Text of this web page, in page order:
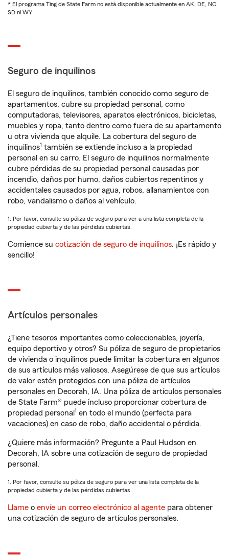
* El programa Ting de State Farm no está disponible actualmente en AK, DE, NC,
SD ni WY
Seguro de inquilinos
El seguro de inquilinos, también conocido como seguro de
apartamentos, cubre su propiedad personal, como
computadoras, televisores, aparatos electrónicos, bicicletas,
muebles y ropa, tanto dentro como fuera de su apartamento
u otra vivienda que alquile. La cobertura del seguro de
inquilinos1 también se extiende incluso a la propiedad
personal en su carro. El seguro de inquilinos normalmente
cubre pérdidas de su propiedad personal causadas por
incendio, daños por humo, daños cubiertos repentinos y
accidentales causados por agua, robos, allanamientos con
robo, vandalismo o daños al vehículo.
1. Por favor, consulte su póliza de seguro para ver a una lista completa de la
propiedad cubierta y de las pérdidas cubiertas.
Comience su cotización de seguro de inquilinos. ¡Es rápido y
sencillo!
Artículos personales
¿Tiene tesoros importantes como coleccionables, joyería,
equipo deportivo y otros? Su póliza de seguro de propietarios
de vivienda o inquilinos puede limitar la cobertura en algunos
de sus artículos más valiosos. Asegúrese de que sus artículos
de valor estén protegidos con una póliza de artículos
personales en Decorah, IA. Una póliza de artículos personales
de State Farm® puede incluso proporcionar cobertura de
propiedad personal 1 en todo el mundo (perfecta para
vacaciones) en caso de robo, daño accidental o pérdida.
¿Quiere más información? Pregunte a Paul Hudson en
Decorah, IA sobre una cotización de seguro de propiedad
personal.
1. Por favor, consulte su póliza de seguro para ver una lista completa de la
propiedad cubierta y de las pérdidas cubiertas.
Llame o envíe un correo electrónico al agente para obtener
una cotización de seguro de artículos personales.